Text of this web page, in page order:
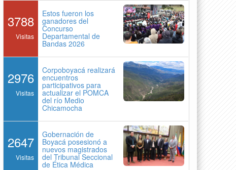
3788
Visitas
Estos fueron los
ganadores del
Concurso
Departamental de
Bandas 2026
2976
Visitas
Corpoboyacá realizará
encuentros
participativos para
actualizar el POMCA
del río Medio
Chicamocha
2647
Visitas
Gobernación de
Boyacá posesionó a
nuevos magistrados
del Tribunal Seccional
de Ética Médica